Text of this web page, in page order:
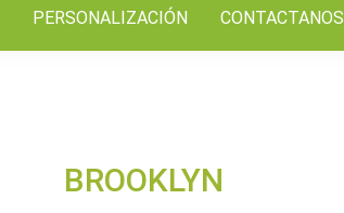
PERSONALIZACIÓN CONTACTANOS
BROOKLYN